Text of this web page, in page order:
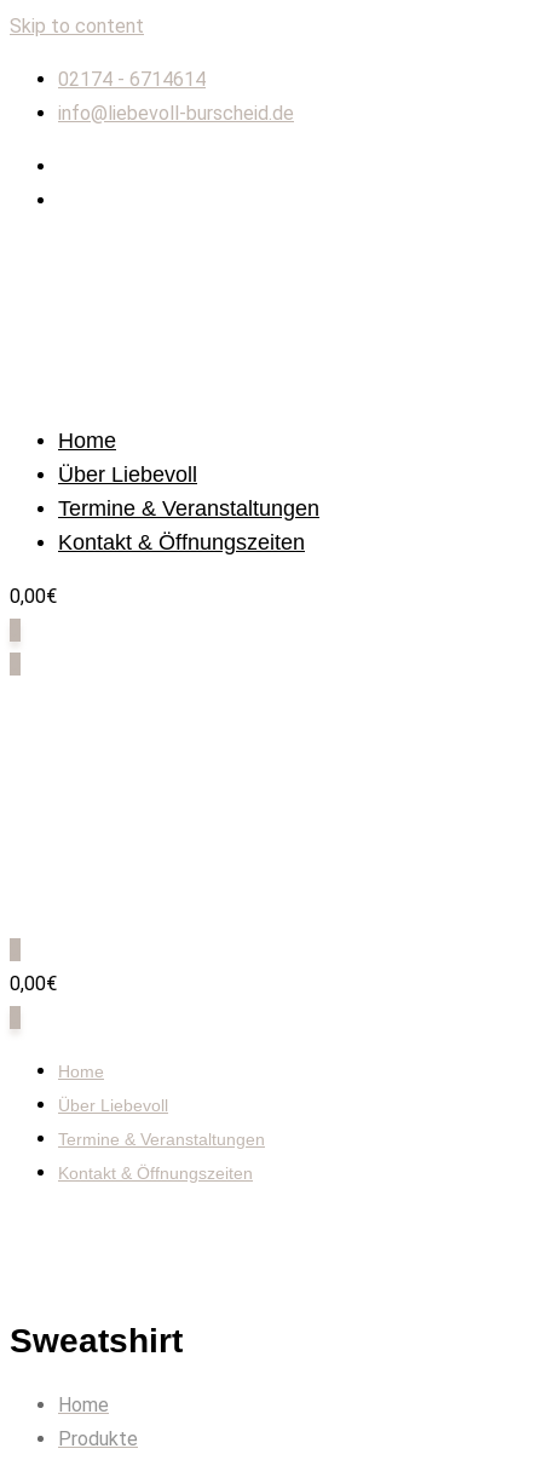
Skip to content
02174 - 6714614
info@liebevoll-burscheid.de
Home
Über Liebevoll
Termine & Veranstaltungen
Kontakt & Öffnungszeiten
0,00€
0,00€
Home
Über Liebevoll
Termine & Veranstaltungen
Kontakt & Öffnungszeiten
Sweatshirt
Home
Produkte